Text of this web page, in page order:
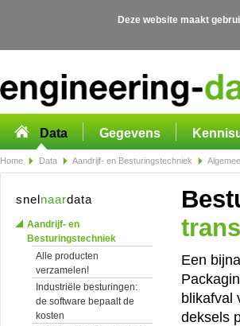
Deze website maakt
Data Gegevens
Home Data Aandrijf- en Besturingstechniek
snelnaardata
Aandrijf- en
Besturingstechniek
Alle producten
verzamelen!
Industriële besturingen:
de software bepaalt de
kosten
Een
blikafval
deksels